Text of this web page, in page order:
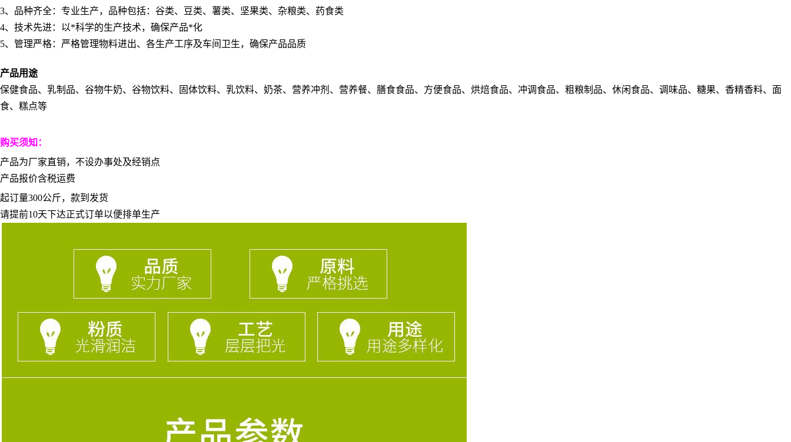
3、品种齐全：专业生产，品种包括：谷类、豆类、薯类、坚果类、杂粮类、药食类
4、技术先进：以*科学的生产技术，确保产品*化
5、管理严格：严格管理物料进出、各生产工序及车间卫生，确保产品品质
产品用途
保健食品、乳制品、谷物牛奶、谷物饮料、固体饮料、乳饮料、奶茶、营养冲剂、营养餐、膳食食品、方便食品、烘焙食品、冲调食品、粗粮制品、休闲食品、调味品、糖果、香精香料、面
食、糕点等
购买须知：
产品为厂家直销，不设办事处及经销点
产品报价含税运费
起订量300公斤，款到发货
请提前10天下达正式订单以便排单生产